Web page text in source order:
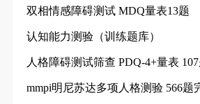
双相情感障碍测试 MDQ量表13题
认知能力测验（训练题库）
人格障碍测试筛查 PDQ-4+量表
mmpi明尼苏达多项人格测验 566题